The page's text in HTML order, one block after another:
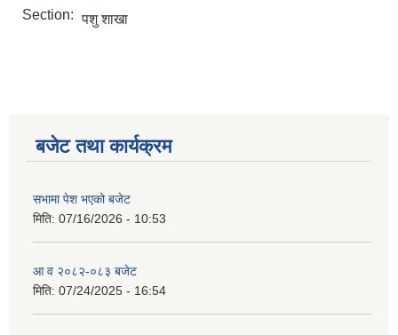
Section: पशु शाखा
बजेट तथा कार्यक्रम
सभामा पेश भएको बजेट
मिति: 07/16/2026 - 10:53
आ व २०८२-०८३ बजेट
मिति: 07/24/2025 - 16:54